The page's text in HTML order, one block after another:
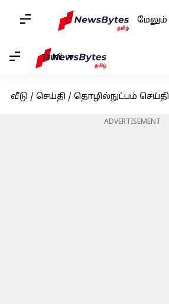
மேலும்
Tamil
வீடு / செய்தி / தொழில்நுட்பம் செய்தி
ADVERTISEMENT